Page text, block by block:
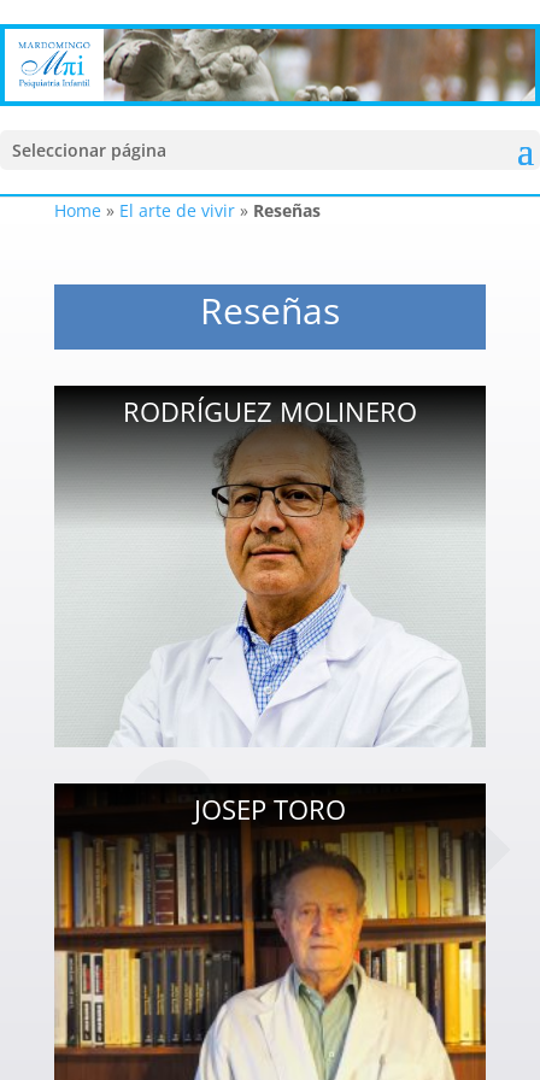
Seleccionar página
Home» El arte de vivir» Reseñas
Reseñas
RODRÍGUEZ MOLINERO
JOSEP TORO